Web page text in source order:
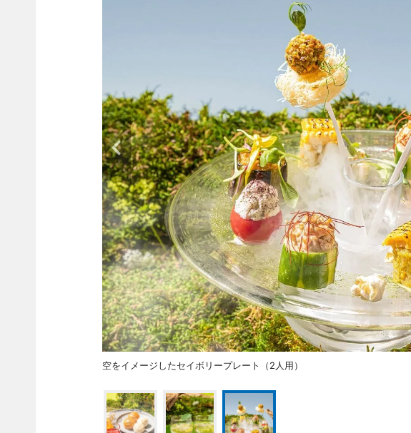
空をイメージしたセイボリープレート（2人用）